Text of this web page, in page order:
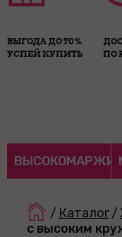
ВЫГОДА ДО 70%
УСПЕЙ КУПИТЬ
ПО
/ Каталог/
с высоким